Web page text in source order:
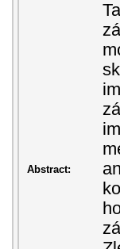
Abstract: